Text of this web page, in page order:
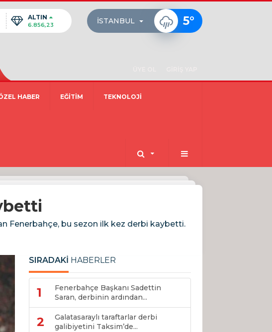
ALTIN
6.856,23 İSTANBUL 5°
HABER EĞİTİM TEKNOLOJİ
Fenerbahçe, bu sezon ilk kez derbi kaybetti.
SIRADAKİ HABERLER
1
Fenerbahçe Başkanı Sadettin
Saran, derbinin ardından...
2
Galatasaraylı taraftarlar derbi
galibiyetini Taksim’de...